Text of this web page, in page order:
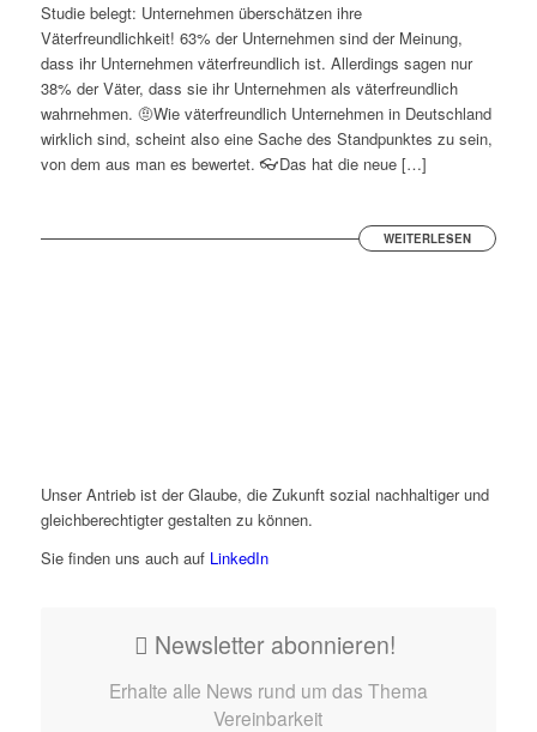
Studie belegt: Unternehmen überschätzen ihre
Väterfreundlichkeit! 63% der Unternehmen sind der Meinung,
dass ihr Unternehmen väterfreundlich ist. Allerdings sagen nur
38% der Väter, dass sie ihr Unternehmen als väterfreundlich
wahrnehmen. 🤨Wie väterfreundlich Unternehmen in Deutschland
wirklich sind, scheint also eine Sache des Standpunktes zu sein,
von dem aus man es bewertet. 👓Das hat die neue […]
WEITERLESEN
Unser Antrieb ist der Glaube, die Zukunft sozial nachhaltiger und
gleichberechtigter gestalten zu können.
Sie finden uns auch aufLinkedIn
Newsletter abonnieren!
Erhalte alle News rund um das Thema
Vereinbarkeit